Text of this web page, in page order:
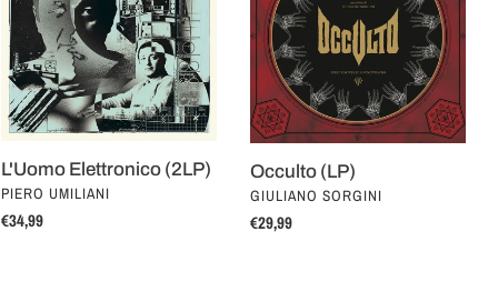
L'Uomo Elettronico (2LP)
VENDOR
PIERO UMILIANI
Regular
€34,99
Occulto (LP)
VENDOR
GIULIANO SORGINI
Regular
€29,99